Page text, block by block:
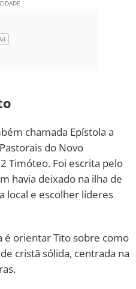
chamada Epístola a
do Novo
Timóteo. Foi escrita pelo
havia deixado na ilha de
local e escolher líderes
é orientar Tito sobre como
cristã sólida, centrada na